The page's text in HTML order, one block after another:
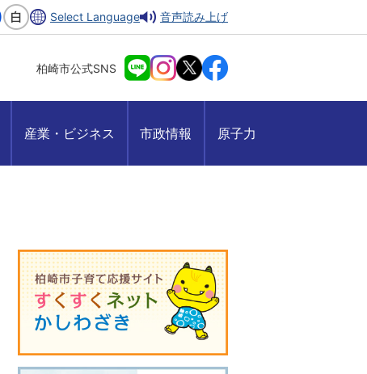
Select Language 音声読み上げ
柏崎市公式SNS
産業・ビジネス 市政情報 原子力